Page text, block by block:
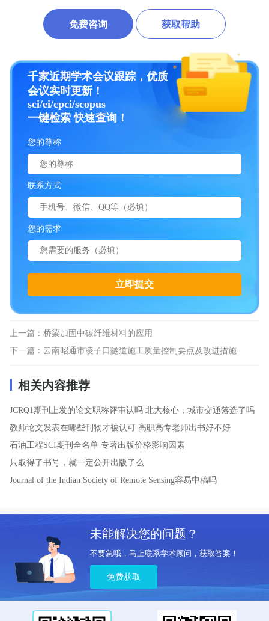
免费咨询 获取帮助
千家近期学术会议跟踪，优质
会议实时更新！
sci/ei/cpci/scopus
一键检索 快速查询！
您的尊称
联系方式
您的需求
上一篇： 桥梁加固中碳纤维材料的应用
下一篇： 云南昭通市凌子口隧道施工质量控制要点及改进措施
相关内容推荐
JCRQ1期刊上发的论文职称评审认吗 北大核心，城市交通落选了吗
教师论文发表在哪些刊物才被认可 高职高专老师出书好不好
石油工程SCI期刊全名单 专著出版价格影响因素
只取得了书号，就一定公开出版了么
Journal of the Indian Society of Remote Sensing容易中稿吗
未能解决您的问题？
不要急哦，马上联系学术顾问，获取答案！
免费获取